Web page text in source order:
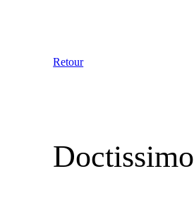
Retour
Doctissimo